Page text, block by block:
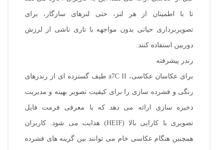
تا با اطمینان از هر لنز، حتی لنزهای سازگار، برای
تصویربرداری حیاتی بدون مواجهه با تاری ناشی از لرزش
دوربین استفاده کنند.
رندر پیشرفته
برای عکاسان عکاسی، a7C II طیف گسترده ای از رندرهای
رنگی و فشرده سازی را برای کیفیت تصویر بهینه و مدیریت
ذخیره سازی ارائه می دهد که با معرفی فرمت فایل
تصویری با کارایی بالا (HEIF) هدایت می شود. کاربران
همچنین هنگام عکاسی خام می توانند بین گزینه های فشرده